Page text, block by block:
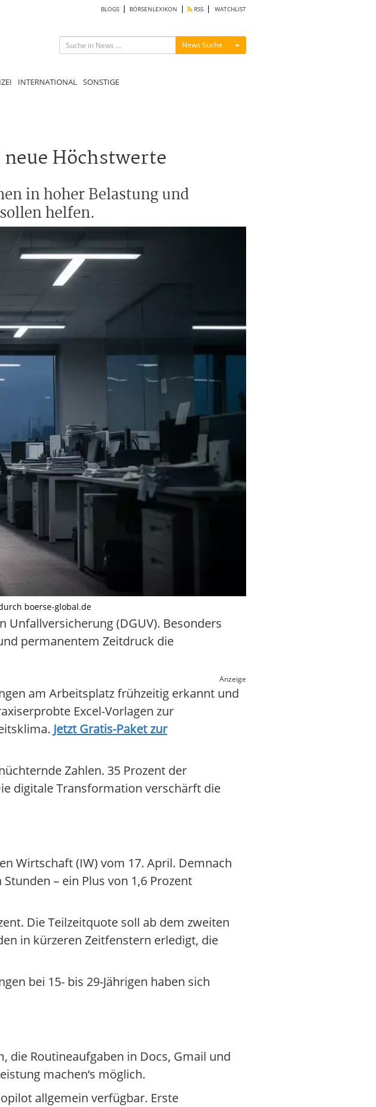
BLOGS BÖRSENLEXIKON RSS WATCHLIST
News Suche Menü ein-/ausblenden
INTERNATIONAL SONSTIGE
Höchstwerte
in hoher Belastung und
helfen.
boerse-global.de
Unfallversicherung (DGUV). Besonders
permanentem Zeitdruck die
Anzeige
am Arbeitsplatz frühzeitig erkannt und
Excel-Vorlagen zur
Jetzt Gratis-Paket zur
Zahlen. 35 Prozent der
digitale Transformation verschärft die
Wirtschaft (IW) vom 17. April. Demnach
– ein Plus von 1,6 Prozent
Die Teilzeitquote soll ab dem zweiten
in kürzeren Zeitfenstern erledigt, die
bei 15- bis 29-Jährigen haben sich
die Routineaufgaben in Docs, Gmail und
machen‘s möglich.
allgemein verfügbar. Erste